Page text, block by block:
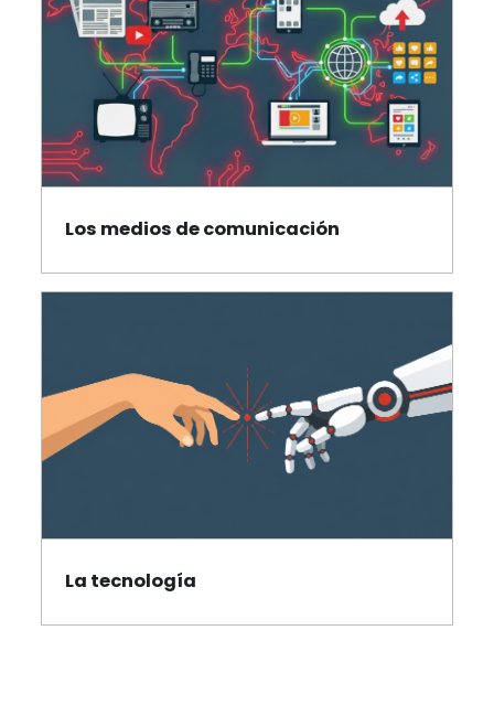
Los medios de comunicación
La tecnología